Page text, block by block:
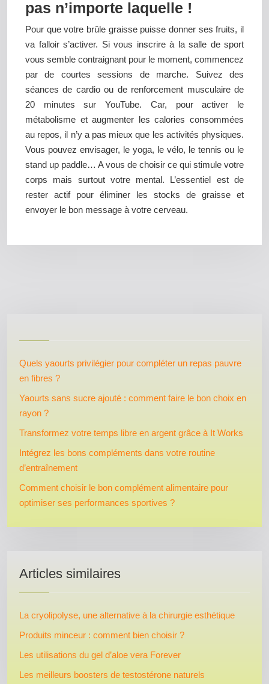
pas n’importe laquelle !
Pour que votre brûle graisse puisse donner ses fruits, il
va falloir s’activer. Si vous inscrire à la salle de sport
vous semble contraignant pour le moment, commencez
par de courtes sessions de marche. Suivez des
séances de cardio ou de renforcement musculaire de
20 minutes sur YouTube. Car, pour activer le
métabolisme et augmenter les calories consommées
au repos, il n’y a pas mieux que les activités physiques.
Vous pouvez envisager, le yoga, le vélo, le tennis ou le
stand up paddle… A vous de choisir ce qui stimule votre
corps mais surtout votre mental. L’essentiel est de
rester actif pour éliminer les stocks de graisse et
envoyer le bon message à votre cerveau.
Quels yaourts privilégier pour compléter un repas pauvre
en fibres ?
Yaourts sans sucre ajouté : comment faire le bon choix en
rayon ?
Transformez votre temps libre en argent grâce à It Works
Intégrez les bons compléments dans votre routine
d’entraînement
Comment choisir le bon complément alimentaire pour
optimiser ses performances sportives ?
Articles similaires
La cryolipolyse, une alternative à la chirurgie esthétique
Produits minceur : comment bien choisir ?
Les utilisations du gel d’aloe vera Forever
Les meilleurs boosters de testostérone naturels